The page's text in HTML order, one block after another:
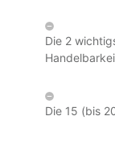
Die 2
Die 15 (bis